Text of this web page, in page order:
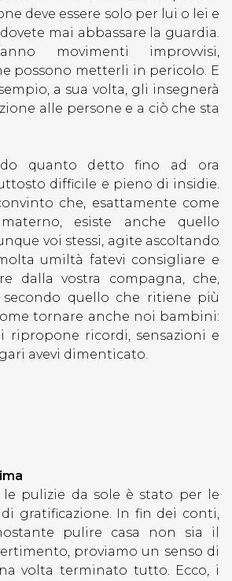
deve essere solo per lui o lei e
mai abbassare la guardia.
movimenti improvvisi,
possono metterli in pericolo. E
a sua volta, gli insegnerà
alle persone e a ciò che sta
quanto detto fino ad ora
difficile e pieno di insidie.
che, esattamente come
esiste anche quello
voi stessi, agite ascoltando
umiltà fatevi consigliare e
dalla vostra compagna, che,
secondo quello che ritiene più
tornare anche noi bambini:
ripropone ricordi, sensazioni e
avevi dimenticato.
le pulizie da sole è stato per le
gratificazione. In fin dei conti,
pulire casa non sia il
proviamo un senso di
volta terminato tutto. Ecco, i